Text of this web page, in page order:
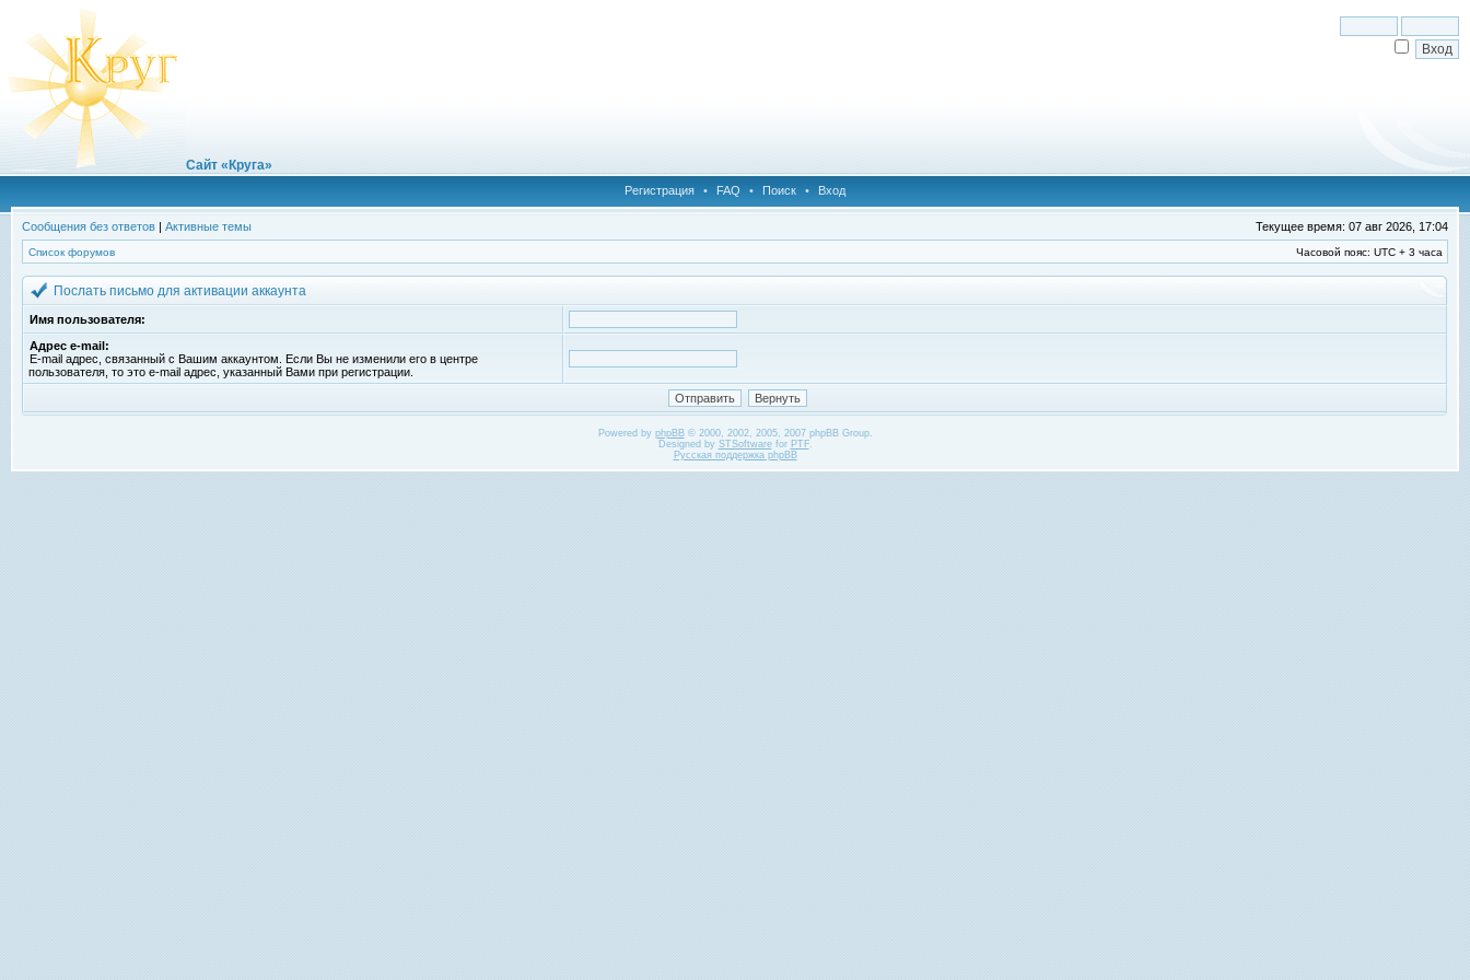
Сайт «Круга»
Регистрация • FAQ • Поиск • Вход
Сообщения без ответов | Активные темы Текущее время: 07 авг 2026, 17:04
Список форумов Часовой пояс: UTC + 3 часа
Послать письмо для активации аккаунта
Имя пользователя:
Адрес e-mail:
E-mail адрес, связанный с Вашим аккаунтом. Если Вы не изменили его в центре
пользователя, то это e-mail адрес, указанный Вами при регистрации.
Powered by phpBB© 2000, 2002, 2005, 2007 phpBB Group.
Designed by STSoftwarefor PTF.
Русская поддержка phpBB